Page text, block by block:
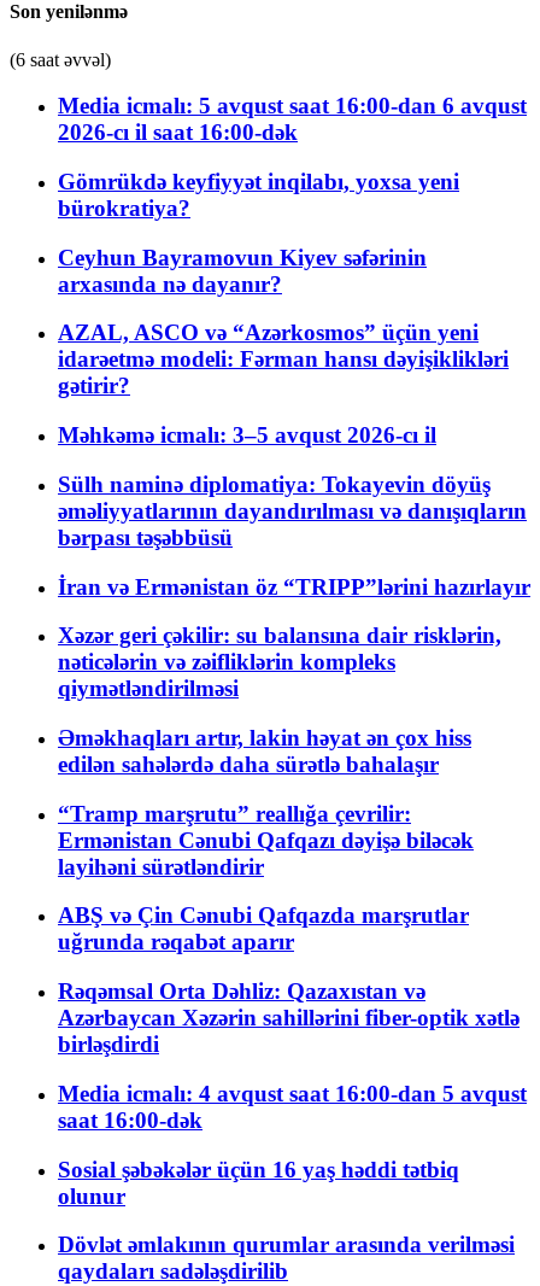
Son yenilənmə
(6 saat əvvəl)
Media icmalı: 5 avqust saat 16:00-dan 6 avqust
2026-cı il saat 16:00-dək
Gömrükdə keyfiyyət inqilabı, yoxsa yeni
bürokratiya?
Ceyhun Bayramovun Kiyev səfərinin
arxasında nə dayanır?
AZAL, ASCO və “Azərkosmos” üçün yeni
idarəetmə modeli: Fərman hansı dəyişiklikləri
gətirir?
Məhkəmə icmalı: 3–5 avqust 2026-cı il
Sülh naminə diplomatiya: Tokayevin döyüş
əməliyyatlarının dayandırılması və danışıqların
bərpası təşəbbüsü
İran və Ermənistan öz “TRIPP”lərini hazırlayır
Xəzər geri çəkilir: su balansına dair risklərin,
nəticələrin və zəifliklərin kompleks
qiymətləndirilməsi
Əməkhaqları artır, lakin həyat ən çox hiss
edilən sahələrdə daha sürətlə bahalaşır
“Tramp marşrutu” reallığa çevrilir:
Ermənistan Cənubi Qafqazı dəyişə biləcək
layihəni sürətləndirir
ABŞ və Çin Cənubi Qafqazda marşrutlar
uğrunda rəqabət aparır
Rəqəmsal Orta Dəhliz: Qazaxıstan və
Azərbaycan Xəzərin sahillərini fiber-optik xətlə
birləşdirdi
Media icmalı: 4 avqust saat 16:00-dan 5 avqust
saat 16:00-dək
Sosial şəbəkələr üçün 16 yaş həddi tətbiq
olunur
Dövlət əmlakının qurumlar arasında verilməsi
qaydaları sadələşdirilib